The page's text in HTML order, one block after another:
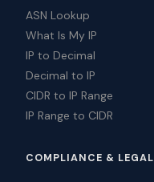
ASN Lookup
What Is My IP
IP to Decimal
Decimal to IP
CIDR to IP Range
IP Range to CIDR
COMPLIANCE & LEGAL